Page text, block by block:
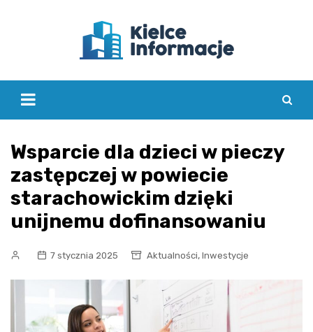
Wsparcie dla dzieci w pieczy
zastępczej w powiecie
starachowickim dzięki
unijnemu dofinansowaniu
7 stycznia 2025 Aktualności, Inwestycje